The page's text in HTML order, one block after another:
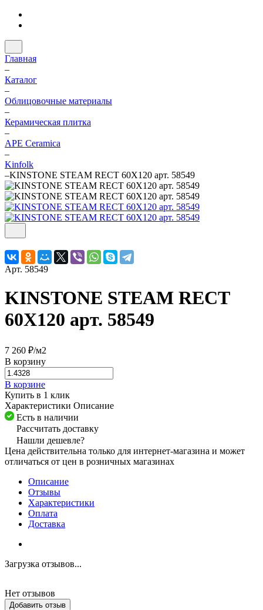
Главная
–
Каталог
–
Облицовочные материалы
–
Керамическая плитка
–
APE Ceramica
–
Kinfolk
–KINSTONE STEAM RECT 60X120 арт. 58549
Арт. 58549
KINSTONE STEAM RECT
60X120 арт. 58549
7 260 ₽/м2
В корзину
В корзине
Купить в 1 клик
Характеристики Описание
Есть в наличии
Рассчитать доставку
Нашли дешевле?
Цена действительна только для интернет-магазина и может
отличаться от цен в розничных магазинах
Описание
Отзывы
Характеристики
Оплата
Доставка
Загрузка отзывов...
Нет отзывов
Добавить отзыв